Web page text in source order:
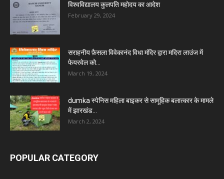
विश्वविद्यालय कुलपति महोदय का आदेश
February 29, 2024
सराहनीय फ़ैसला विवेकानंद विधा मंदिर द्वारा मदिरा लाउंज में
फेयरवेल को...
March 19, 2024
dumka स्पेनिस महिला बाइकर से सामूहिक बलात्कार के मामले
में झारखंड...
March 2, 2024
POPULAR CATEGORY